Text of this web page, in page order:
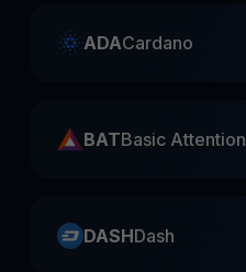
ADACardano
BATBasic Attention
DASHDash